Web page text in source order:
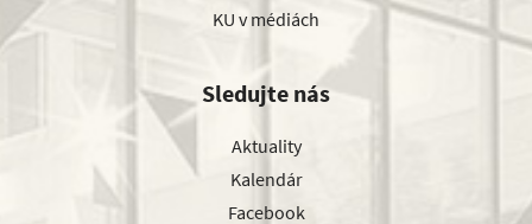
KU v médiách
Sledujte nás
Aktuality
Kalendár
Facebook